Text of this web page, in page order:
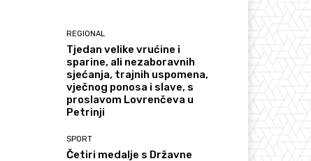
REGIONAL
Tjedan velike vrućine i
sparine, ali nezaboravnih
sjećanja, trajnih uspomena,
vječnog ponosa i slave, s
proslavom Lovrenčeva u
Petrinji
SPORT
Četiri medalje s Državne